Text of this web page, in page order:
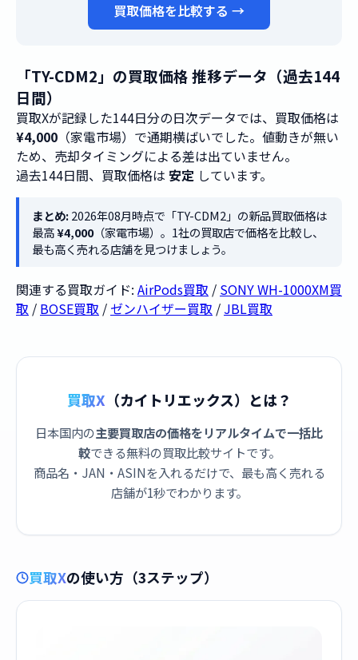
買取価格を比較する →
「TY-CDM2」の買取価格 推移データ（過去144
日間）
買取Xが記録した144日分の日次データでは、買取価格は
¥4,000 （家電市場）で通期横ばいでした。値動きが無い
ため、売却タイミングによる差は出ていません。
過去144日間、買取価格は 安定 しています。
まとめ:2026年08月時点で「TY-CDM2」の新品買取価格は
最高¥4,000（家電市場）。1社の買取店で価格を比較し、
最も高く売れる店舗を見つけましょう。
関連する買取ガイド: AirPods買取 / SONY WH-1000XM買
取 / BOSE買取 / ゼンハイザー買取 / JBL買取
買取X （カイトリエックス）とは？
日本国内の主要買取店の価格をリアルタイムで一括比
較できる無料の買取比較サイトです。
商品名・JAN・ASINを入れるだけで、最も高く売れる
店舗が1秒でわかります。
買取Xの使い方（3ステップ）